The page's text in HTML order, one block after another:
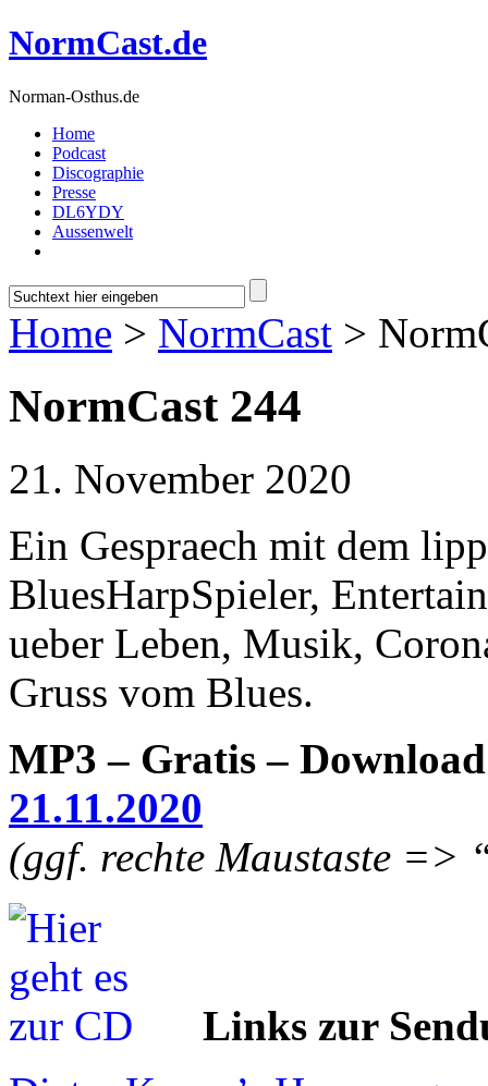
NormCast.de
Norman-Osthus.de
Home
Podcast
Discographie
Presse
DL6YDY
Aussenwelt
Home > NormCast >
NormCast 244
21. November 2020
Ein Gespraech mit dem
BluesHarpSpieler,
ueber Leben, Musik,
Gruss vom Blues.
MP3 – Gratis –
21.11.2020
(ggf. rechte Maustaste
Links zur